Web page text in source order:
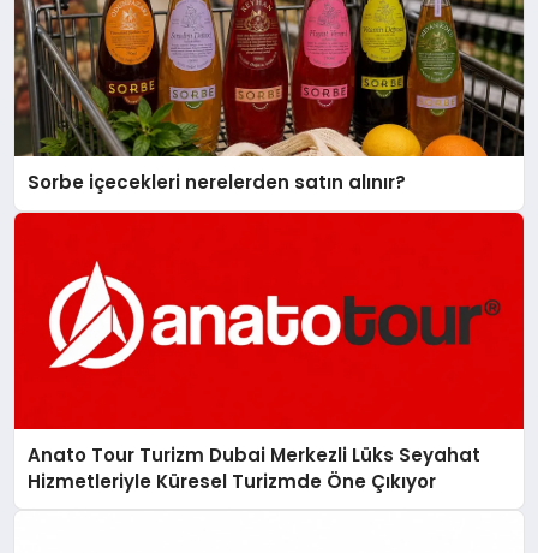
Sorbe içecekleri nerelerden satın alınır?
Anato Tour Turizm Dubai Merkezli Lüks Seyahat
Hizmetleriyle Küresel Turizmde Öne Çıkıyor